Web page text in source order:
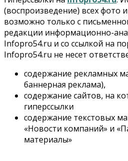
Общество
В Новосибирске прошёл
закона о памятниках
07 Августа 2026, 18:00
В аэропорту Толмачёво
бетонированию рулежных
07 Августа 2026, 17:00
Недвижимость
Новосибирцы стали реже
упрощенной схеме
07 Августа 2026, 16:00
(воспроизведение) всех фото
возможно только с
редакции информационно-
Infopro54.ru и со ссылкой на
Infopro54.ru не несет
содержание рекламных
баннерная реклама),
содержание сайтов, на
гиперссылки
содержание текстовых
«Новости компаний» и
материалы»